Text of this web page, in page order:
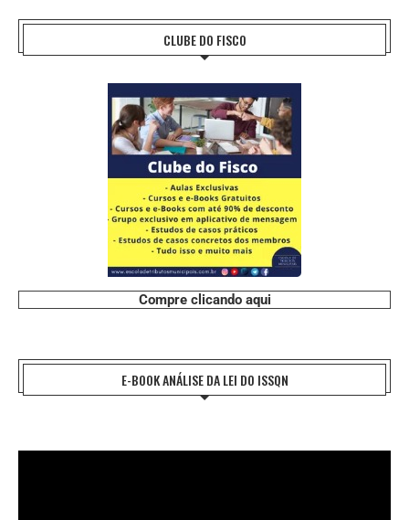
CLUBE DO FISCO
Compre clicando aqui
E-BOOK ANÁLISE DA LEI DO ISSQN